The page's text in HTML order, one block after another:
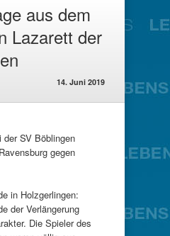
aus dem
Lazarett der
14. Juni 2019
der SV Böblingen
gegen
in Holzgerlingen:
der Verlängerung
Die Spieler des